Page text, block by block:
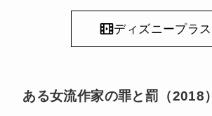
ディズニープラス
ある女流作家の罪と罰（2018）